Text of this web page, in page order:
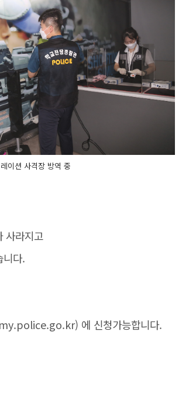
이션 사격장 방역 중
사라지고
니다.
에 신청가능합니다.